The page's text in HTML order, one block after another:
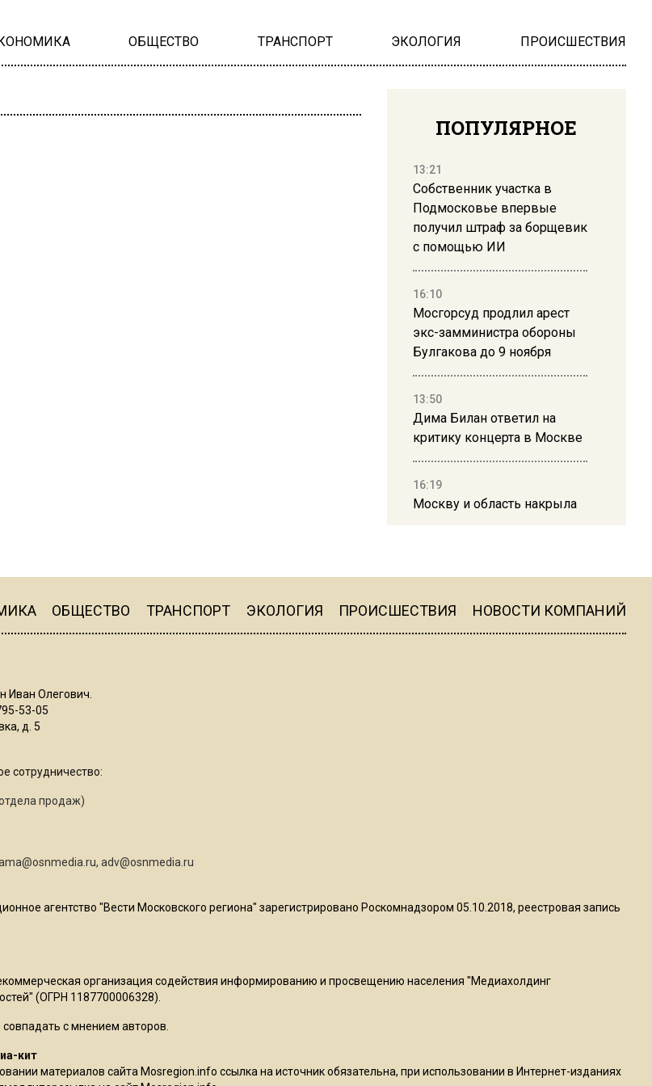
ОБЩЕСТВО ТРАНСПОРТ ЭКОЛОГИЯ ПРОИСШЕСТВИЯ
ПОПУЛЯРНОЕ
13:21
Собственник участка в
Подмосковье впервые
получил штраф за борщевик
с помощью ИИ
16:10
Мосгорсуд продлил арест
экс-замминистра обороны
Булгакова до 9 ноября
13:50
Дима Билан ответил на
критику концерта в Москве
16:19
Москву и область накрыла
ограничат движение на
13:50
«Химок»
ОБЩЕСТВО ТРАНСПОРТ ЭКОЛОГИЯ ПРОИСШЕСТВИЯ НОВОСТИ КОМПАНИЙ
Иван Олегович.
53-05
д. 5
сотрудничество:
продаж)
, adv@osnmedia.ru
агентство "Вести Московского региона" зарегистрировано Роскомнадзором 05.10.2018, реестровая запись
организация содействия информированию и просвещению населения "Медиахолдинг
(ОГРН 1187700006328).
с мнением авторов.
кит
материалов сайта Mosregion.info ссылка на источник обязательна, при использовании в Интернет-изданиях